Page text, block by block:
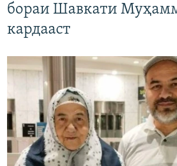
бораи Шавкати
кардааст